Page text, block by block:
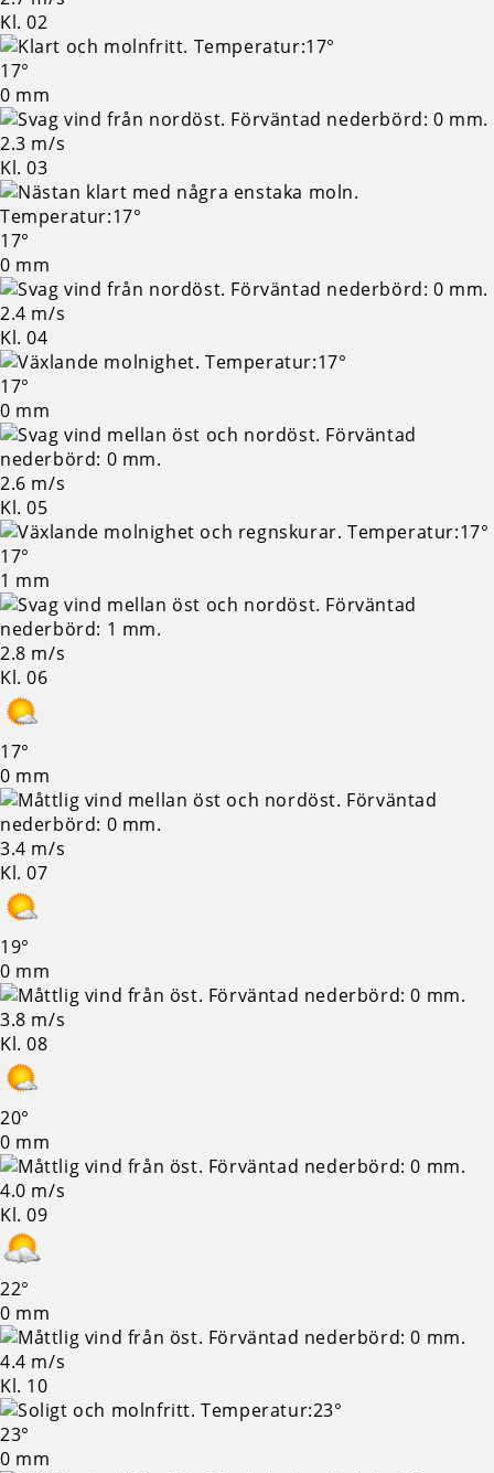
Kl. 02
17°
0 mm
2.3 m/s
Kl. 03
17°
0 mm
2.4 m/s
Kl. 04
17°
0 mm
2.6 m/s
Kl. 05
17°
1 mm
2.8 m/s
Kl. 06
17°
0 mm
3.4 m/s
Kl. 07
19°
0 mm
3.8 m/s
Kl. 08
20°
0 mm
4.0 m/s
Kl. 09
22°
0 mm
4.4 m/s
Kl. 10
23°
0 mm